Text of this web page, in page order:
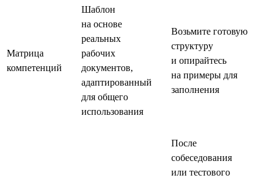
Матрица
компетенций
Шаблон
на основе
реальных
рабочих
документов,
адаптированный
для общего
использования
Возьмите готовую
структуру
и опирайтесь
на примеры для
заполнения
После
собеседования
или тестового